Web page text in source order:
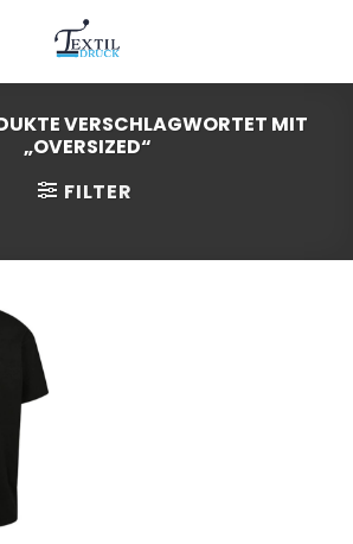
VERSCHLAGWORTET MIT
„OVERSIZED“
FILTER